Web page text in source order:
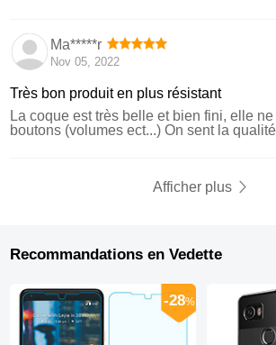
Ma*****r
Nov 05, 2022
Très bon produit en plus résistant
La coque est très belle et bien fini, elle
boutons (volumes ect...) On sent la
Afficher plus
Recommandations en Vedette
-28%